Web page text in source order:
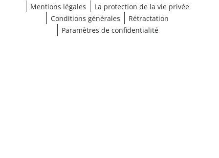
Mentions légales
La protection de la vie privée
Conditions générales
Rétractation
Paramètres de confidentialité